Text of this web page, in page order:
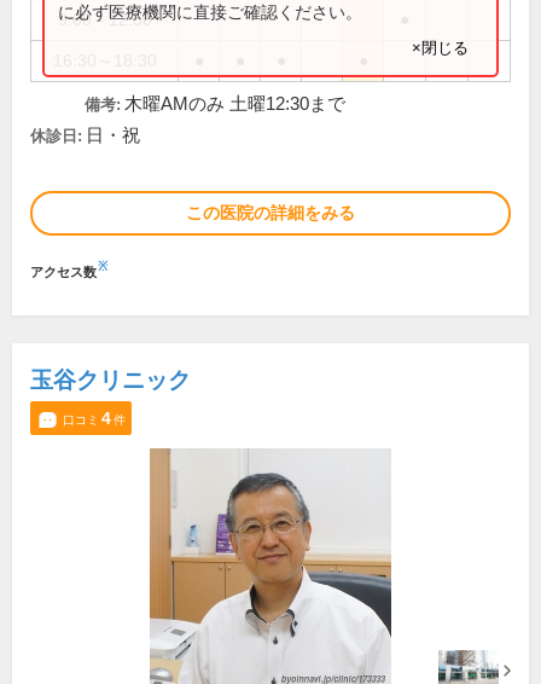
9:00～12:30
に必ず医療機関に直接ご確認ください。
×閉じる
備考: 木曜AMのみ 土曜12:30まで
休診日: 日・祝
この医院の詳細をみる
アクセス数※
玉谷クリニック
口コミ 4件